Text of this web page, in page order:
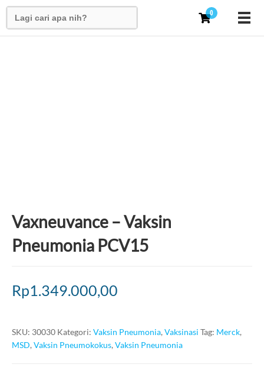
for:
0
Vaxneuvance – Vaksin
Pneumonia PCV15
Rp1.349.000,00
SKU: 30030 Kategori: Vaksin Pneumonia, Vaksinasi Tag: Merck,
MSD, Vaksin Pneumokokus, Vaksin Pneumonia